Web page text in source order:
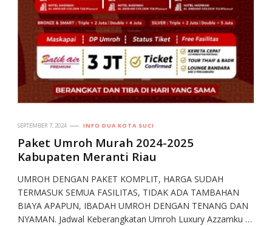
SEPTEMBER 7, 2024 INFO DUA KOTA SUCI
Paket Umroh Murah 2024-2025
Kabupaten Meranti Riau
UMROH DENGAN PAKET KOMPLIT, HARGA SUDAH
TERMASUK SEMUA FASILITAS, TIDAK ADA TAMBAHAN
BIAYA APAPUN, IBADAH UMROH DENGAN TENANG DAN
NYAMAN. Jadwal Keberangkatan Umroh Luxury Azzamku …